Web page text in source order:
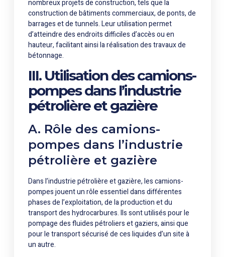
nombreux projets de construction, tels que la
construction de bâtiments commerciaux, de ponts, de
barrages et de tunnels. Leur utilisation permet
d’atteindre des endroits difficiles d’accès ou en
hauteur, facilitant ainsi la réalisation des travaux de
bétonnage.
III. Utilisation des camions-
pompes dans l’industrie
pétrolière et gazière
A. Rôle des camions-
pompes dans l’industrie
pétrolière et gazière
Dans l’industrie pétrolière et gazière, les camions-
pompes jouent un rôle essentiel dans différentes
phases de l’exploitation, de la production et du
transport des hydrocarbures. Ils sont utilisés pour le
pompage des fluides pétroliers et gaziers, ainsi que
pour le transport sécurisé de ces liquides d’un site à
un autre.